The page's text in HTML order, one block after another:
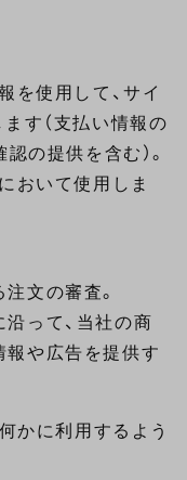
を使用して、サイ
す（支払い情報の
の提供を含む）。
おいて使用しま
文の審査。
って、当社の商
報や広告を提供す
かに利用するよう